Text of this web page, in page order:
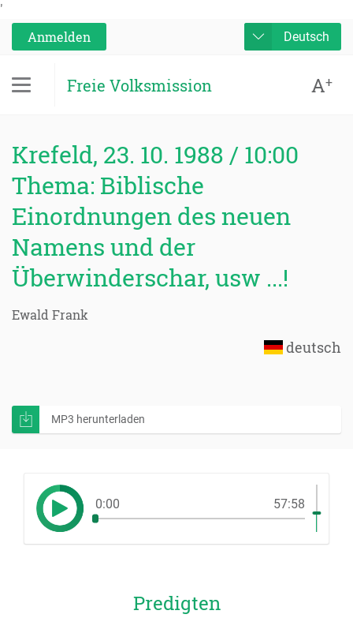
'
Anmelden
Deutsch
Freie Volksmission A+
Krefeld, 23. 10. 1988 / 10:00
Thema: Biblische
Einordnungen des neuen
Namens und der
Überwinderschar, usw ...!
Ewald Frank
deutsch
MP3 herunterladen
0:00 57:58
Predigten